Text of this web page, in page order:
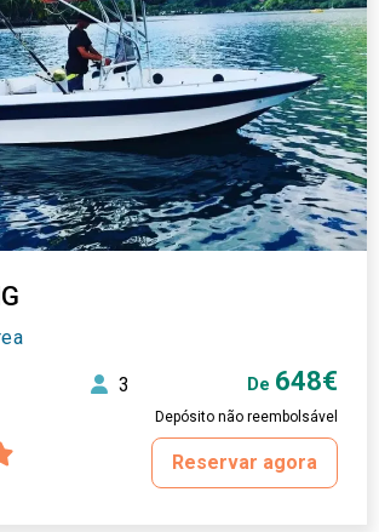
3 De 648€
Depósito não reembolsável
Reservar agora